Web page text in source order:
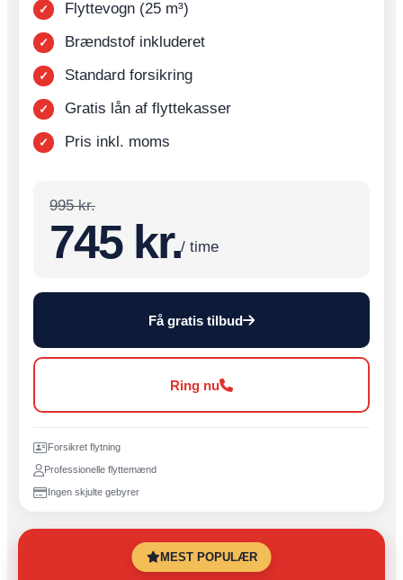
Flyttevogn (25 m³)
Brændstof inkluderet
Standard forsikring
Gratis lån af flyttekasser
Pris inkl. moms
995 kr.
745 kr./ time
Få gratis tilbud
Ring nu
Forsikret flytning
Professionelle flyttemænd
Ingen skjulte gebyrer
MEST POPULÆR